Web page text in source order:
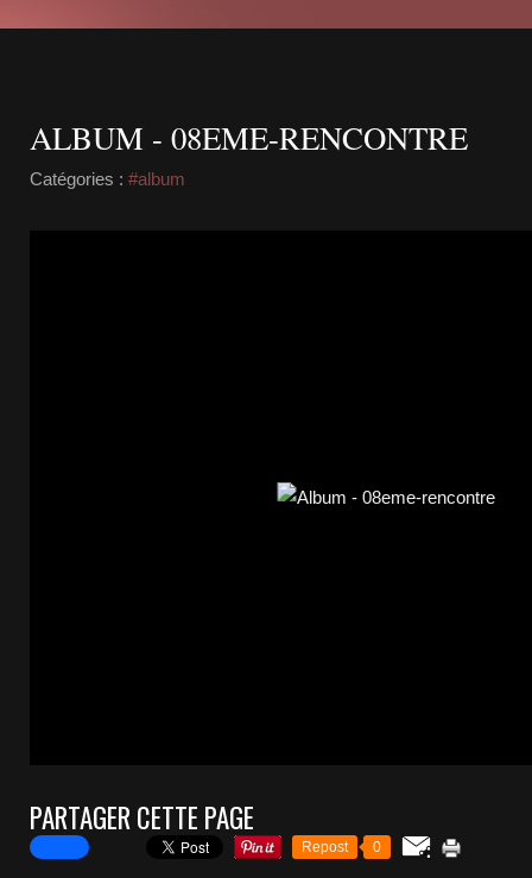
ALBUM - 08EME-RENCONTRE
Catégories : #album
PARTAGER CETTE PAGE
Repost 0